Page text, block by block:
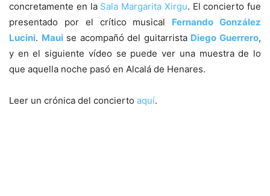
concretamente en la Sala Margarita Xirgu. El concierto fue
presentado por el crítico musical Fernando González
Lucini. Mauise acompañó del guitarrista Diego Guerrero,
y en el siguiente vídeo se puede ver una muestra de lo
que aquella noche pasó en Alcalá de Henares.
Leer un crónica del concierto aquí.